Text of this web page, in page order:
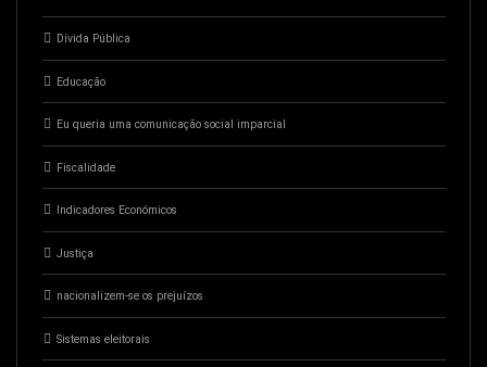
Dívida Pública
Educação
Eu queria uma comunicação social imparcial
Fiscalidade
Indicadores Económicos
Justiça
nacionalizem-se os prejuízos
Sistemas eleitorais